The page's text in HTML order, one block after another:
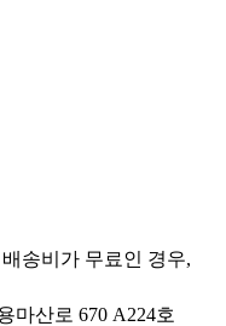
송비가 무료인 경우,
마산로 670 A224호